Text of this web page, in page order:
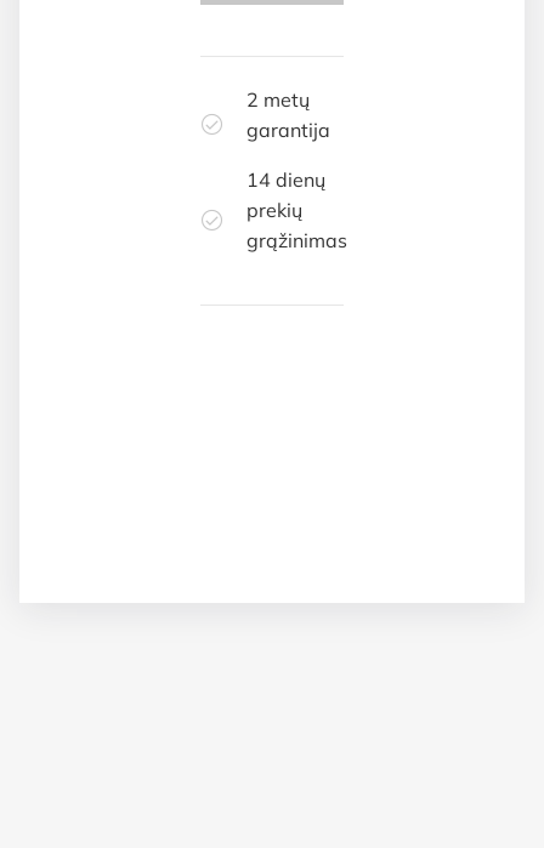
2 metų
garantija
14 dienų
prekių
grąžinimas